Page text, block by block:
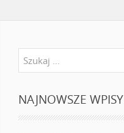
NAJNOWSZE WPISY